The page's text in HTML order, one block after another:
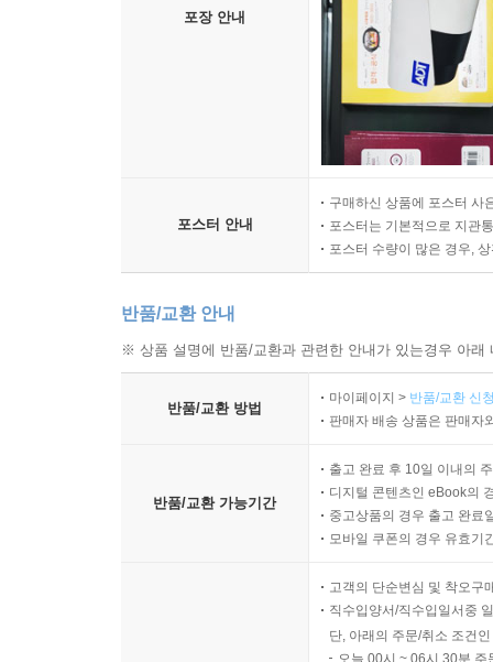
포장 안내
포스터 안내
구매하신 상품에 포스터 사
포스터는 기본적으로 지관
포스터 수량이 많은 경우,
반품/교환 안내
※ 상품 설명에 반품/교환과 관련한 안내가 있는경우 아
반품/교환 방법
마이페이지 > 반품/교환 신
판매자 배송 상품은 판매자
반품/교환 가능기간
출고 완료 후 10일 이내의
디지털 콘텐츠인 eBook의
중고상품의 경우 출고 완료
모바일 쿠폰의 경우 유효기
고객의 단순변심 및 착오구
직수입양서/직수입일서중
단, 아래의 주문/취소 조건
오늘 00시 ~ 06시 30분